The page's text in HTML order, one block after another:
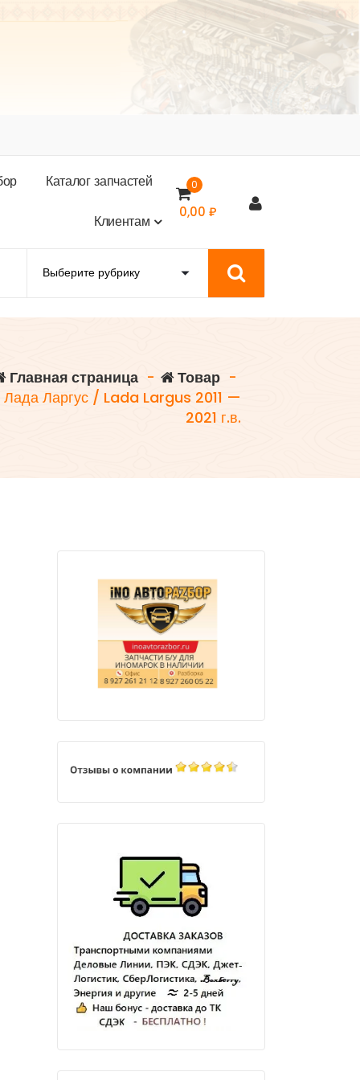
ор Каталогзапчастей
Клиентам
0
0,00 ₽
Главная страница - Товар -
Лада Ларгус / Lada Largus 2011 —
2021 г.в.